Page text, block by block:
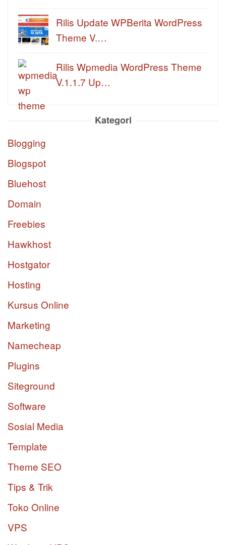
Rilis Update WPBerita WordPress
Theme V.…
Rilis Wpmedia WordPress Theme
V.1.1.7 Up…
Kategori
Blogging
Blogspot
Bluehost
Domain
Freebies
Hawkhost
Hostgator
Hosting
Kursus Online
Marketing
Namecheap
Plugins
Siteground
Software
Sosial Media
Template
Theme SEO
Tips & Trik
Toko Online
VPS